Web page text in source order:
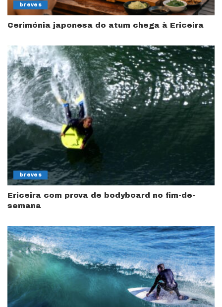
breves
Cerimónia japonesa do atum chega à Ericeira
breves
Ericeira com prova de bodyboard no fim-de-
semana